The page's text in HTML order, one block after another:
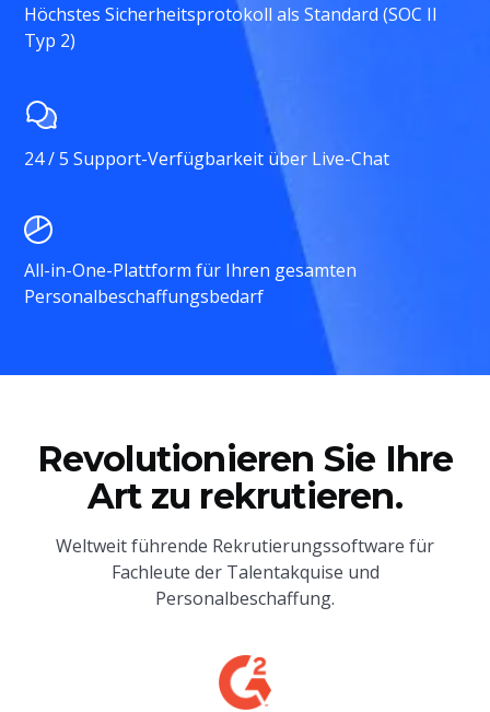
Höchstes Sicherheitsprotokoll als Standard (SOC II
Typ 2)
24 / 5 Support-Verfügbarkeit über Live-Chat
All-in-One-Plattform für Ihren gesamten
Personalbeschaffungsbedarf
Revolutionieren Sie Ihre
Art zu rekrutieren.
Weltweit führende Rekrutierungssoftware für
Fachleute der Talentakquise und
Personalbeschaffung.